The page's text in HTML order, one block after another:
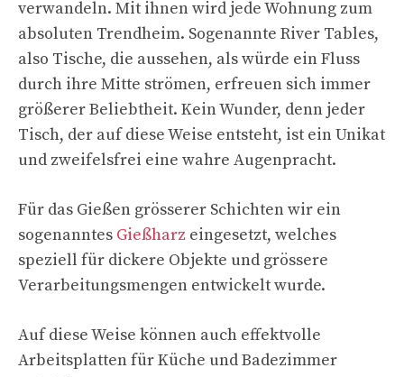
verwandeln. Mit ihnen wird jede Wohnung zum
absoluten Trendheim. Sogenannte River Tables,
also Tische, die aussehen, als würde ein Fluss
durch ihre Mitte strömen, erfreuen sich immer
größerer Beliebtheit. Kein Wunder, denn jeder
Tisch, der auf diese Weise entsteht, ist ein Unikat
und zweifelsfrei eine wahre Augenpracht.
Für das Gießen grösserer Schichten wir ein
sogenanntes Gießharz eingesetzt, welches
speziell für dickere Objekte und grössere
Verarbeitungsmengen entwickelt wurde.
Auf diese Weise können auch effektvolle
Arbeitsplatten für Küche und Badezimmer